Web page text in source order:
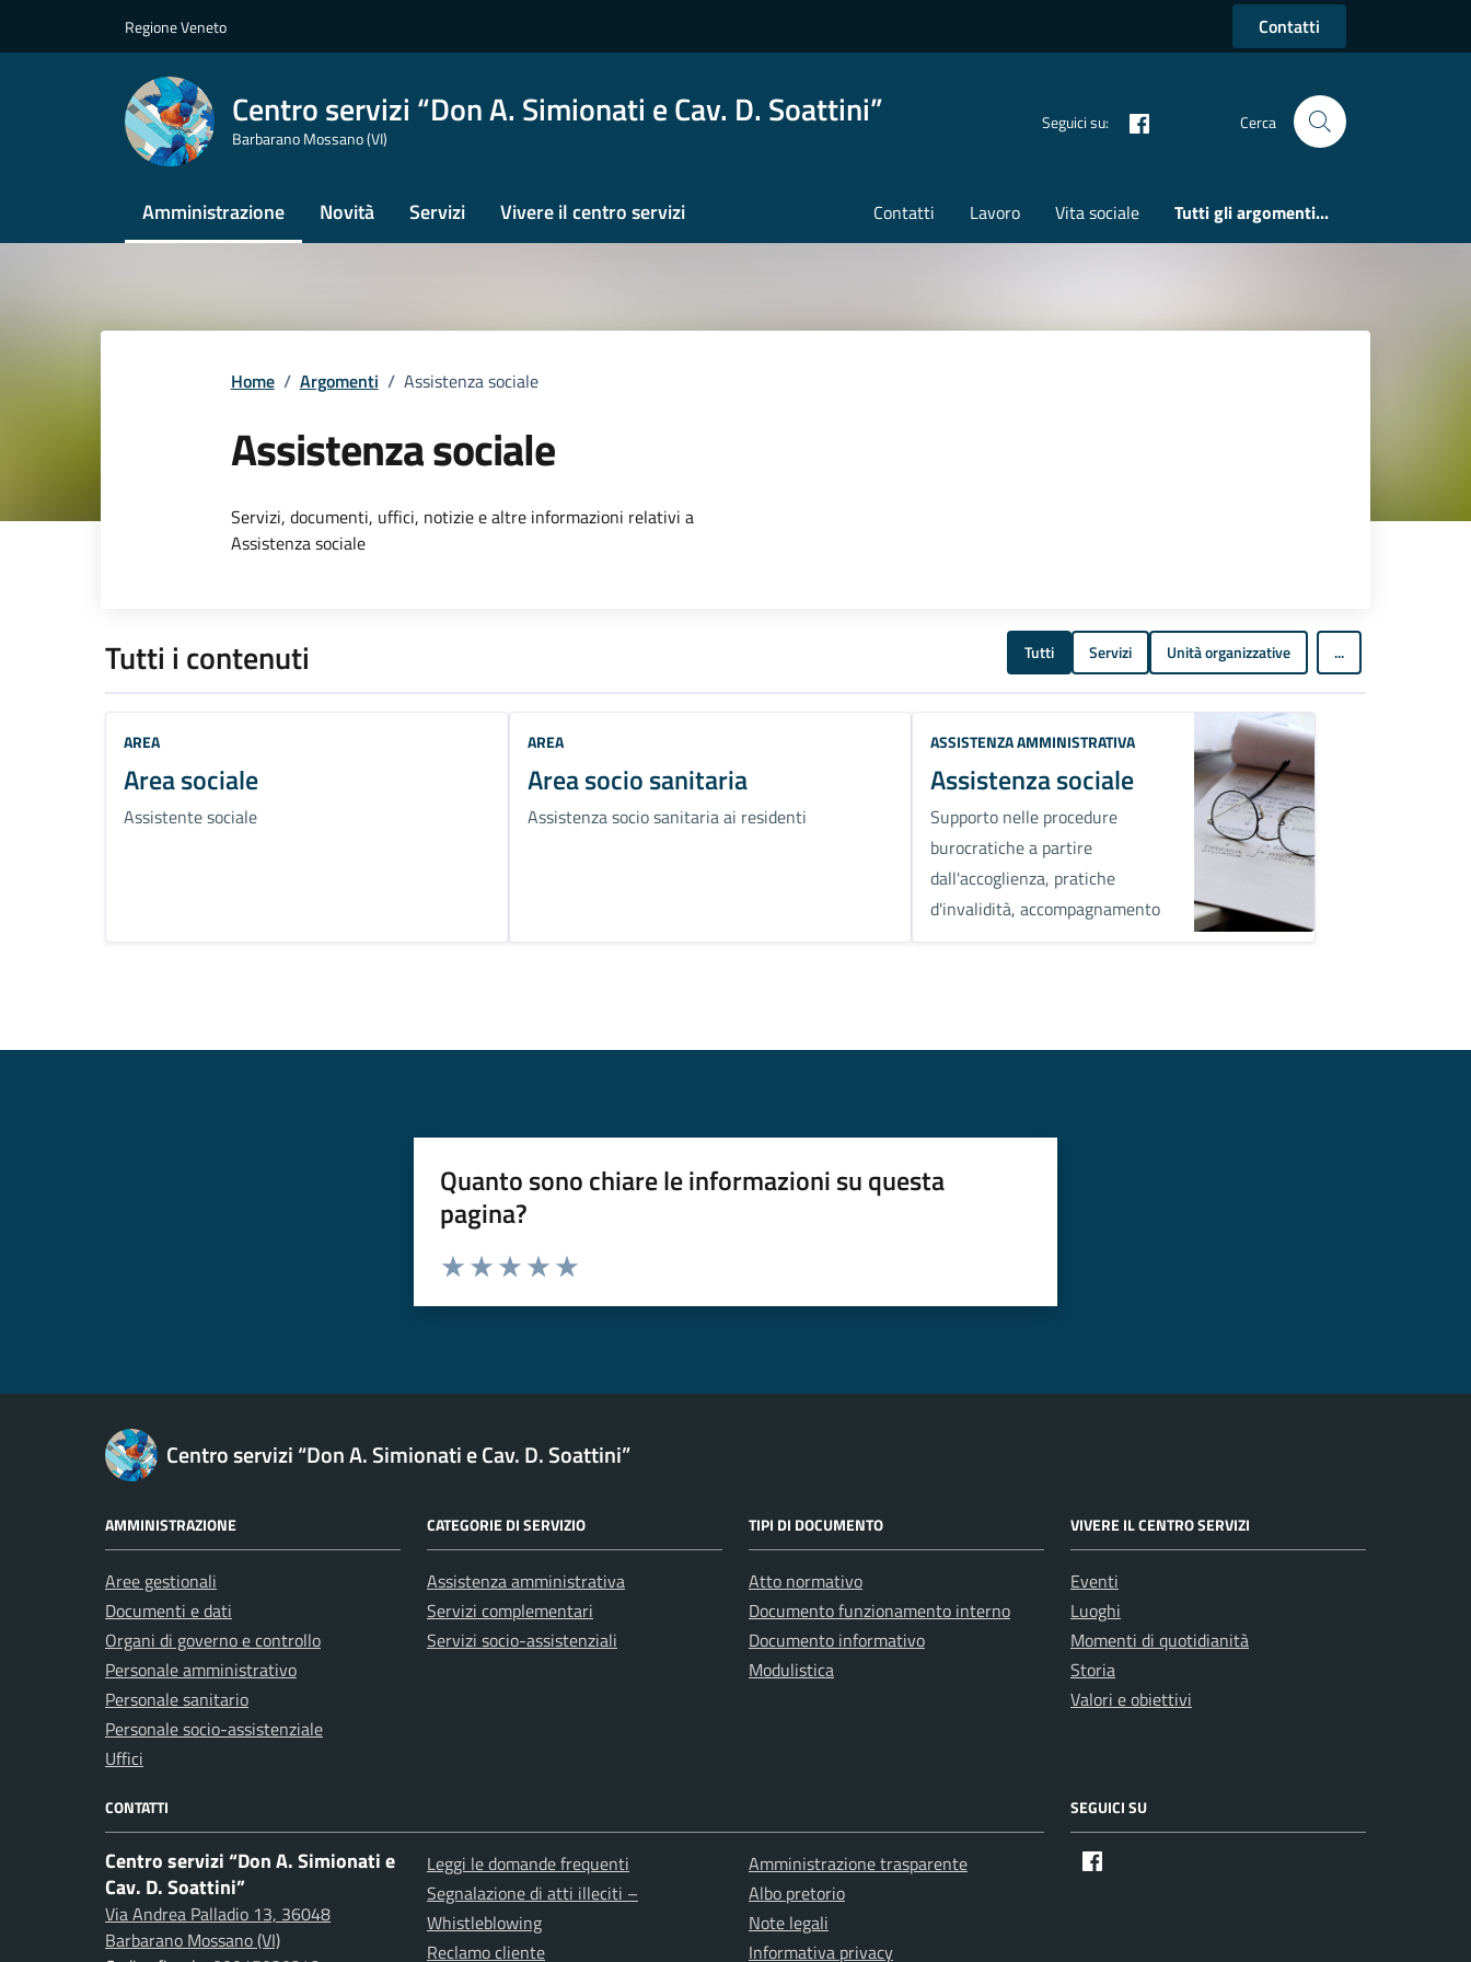
Regione Veneto Contatti
Centro servizi “Don A. Simionati e Cav. D. Soattini”
Barbarano Mossano (VI)
Seguici su: Cerca
Amministrazione Novità Servizi Vivere il centro servizi Contatti Lavoro Vita sociale Tutti gli argomenti...
Home / Argomenti / Assistenza sociale
Assistenza sociale
Dettagli dell'argomento
Servizi, documenti, uffici, notizie e altre informazioni relativi a
Assistenza sociale
Tutti i contenuti Tutti Servizi Unità organizzative ...
AREA
Area sociale
Assistente sociale
AREA
Area socio sanitaria
Assistenza socio sanitaria ai residenti
ASSISTENZA AMMINISTRATIVA
Assistenza sociale
Supporto nelle procedure
burocratiche a partire
dall'accoglienza, pratiche
d'invalidità, accompagnamento
Quanto sono chiare le informazioni su questa
pagina?
Esprimi una valutazione
Centro servizi “Don A. Simionati e Cav. D. Soattini”
AMMINISTRAZIONE
Aree gestionali
Documenti e dati
Organi di governo e controllo
Personale amministrativo
Personale sanitario
Personale socio-assistenziale
Uffici
CATEGORIE DI SERVIZIO
Assistenza amministrativa
Servizi complementari
Servizi socio-assistenziali
TIPI DI DOCUMENTO
Atto normativo
Documento funzionamento interno
Documento informativo
Modulistica
VIVERE IL CENTRO SERVIZI
Eventi
Luoghi
Momenti di quotidianità
Storia
Valori e obiettivi
CONTATTI
Centro servizi “Don A. Simionati e
Cav. D. Soattini”
Via Andrea Palladio 13, 36048
Barbarano Mossano (VI)
Leggi le domande frequenti
Segnalazione di atti illeciti –
Whistleblowing
Reclamo cliente
Amministrazione trasparente
Albo pretorio
Note legali
Informativa privacy
SEGUICI SU